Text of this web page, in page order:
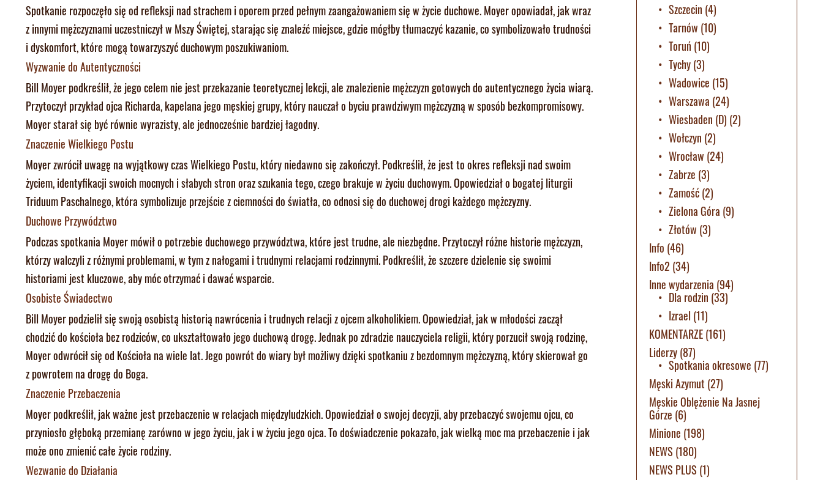
Spotkanie rozpoczęło się od refleksji nad strachem i oporem przed pełnym zaangażowaniem się w życie duchowe. Moyer opowiadał, jak wraz
z innymi mężczyznami uczestniczył w Mszy Świętej, starając się znaleźć miejsce, gdzie mógłby tłumaczyć kazanie, co symbolizowało trudności
i dyskomfort, które mogą towarzyszyć duchowym poszukiwaniom.
Wyzwanie do Autentyczności
Bill Moyer podkreślił, że jego celem nie jest przekazanie teoretycznej lekcji, ale znalezienie mężczyzn gotowych do autentycznego życia wiarą.
Przytoczył przykład ojca Richarda, kapelana jego męskiej grupy, który nauczał o byciu prawdziwym mężczyzną w sposób bezkompromisowy.
Moyer starał się być równie wyrazisty, ale jednocześnie bardziej łagodny.
Znaczenie Wielkiego Postu
Moyer zwrócił uwagę na wyjątkowy czas Wielkiego Postu, który niedawno się zakończył. Podkreślił, że jest to okres refleksji nad swoim
życiem, identyfikacji swoich mocnych i słabych stron oraz szukania tego, czego brakuje w życiu duchowym. Opowiedział o bogatej liturgii
Triduum Paschalnego, która symbolizuje przejście z ciemności do światła, co odnosi się do duchowej drogi każdego mężczyzny.
Duchowe Przywództwo
Podczas spotkania Moyer mówił o potrzebie duchowego przywództwa, które jest trudne, ale niezbędne. Przytoczył różne historie mężczyzn,
którzy walczyli z różnymi problemami, w tym z nałogami i trudnymi relacjami rodzinnymi. Podkreślił, że szczere dzielenie się swoimi
historiami jest kluczowe, aby móc otrzymać i dawać wsparcie.
Osobiste Świadectwo
Bill Moyer podzielił się swoją osobistą historią nawrócenia i trudnych relacji z ojcem alkoholikiem. Opowiedział, jak w młodości zaczął
chodzić do kościoła bez rodziców, co ukształtowało jego duchową drogę. Jednak po zdradzie nauczyciela religii, który porzucił swoją rodzinę,
Moyer odwrócił się od Kościoła na wiele lat. Jego powrót do wiary był możliwy dzięki spotkaniu z bezdomnym mężczyzną, który skierował go
z powrotem na drogę do Boga.
Znaczenie Przebaczenia
Moyer podkreślił, jak ważne jest przebaczenie w relacjach międzyludzkich. Opowiedział o swojej decyzji, aby przebaczyć swojemu ojcu, co
przyniosło głęboką przemianę zarówno w jego życiu, jak i w życiu jego ojca. To doświadczenie pokazało, jak wielką moc ma przebaczenie i jak
może ono zmienić całe życie rodziny.
Wezwanie do Działania
Szczecin (4)
Tarnów (10)
Toruń (10)
Tychy(3)
Wadowice (15)
Warszawa (24)
Wiesbaden (D) (2)
Wołczyn (2)
Wrocław (24)
Zabrze (3)
Zamość(2)
Zielona Góra (9)
Złotów (3)
Info (46)
Info2 (34)
Inne wydarzenia (94)
Dla rodzin (33)
Izrael (11)
KOMENTARZE(161)
Liderzy(87)
Spotkania okresowe (77)
Męski Azymut (27)
Męskie Oblężenie Na Jasnej
Górze (6)
Minione (198)
NEWS (180)
NEWS PLUS (1)